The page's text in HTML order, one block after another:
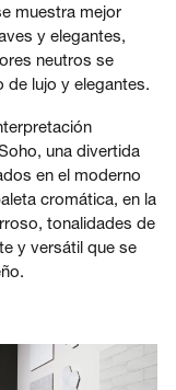
muestra mejor
y elegantes,
neutros se
de lujo y elegantes.
una divertida
en el moderno
cromática, en la
tonalidades de
y versátil que se